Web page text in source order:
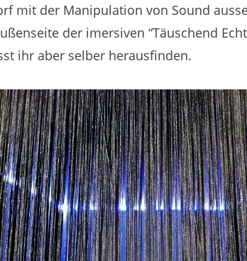
mit der Manipulation von Sound
der imersiven “Täuschend
ihr aber selber herausfinden.